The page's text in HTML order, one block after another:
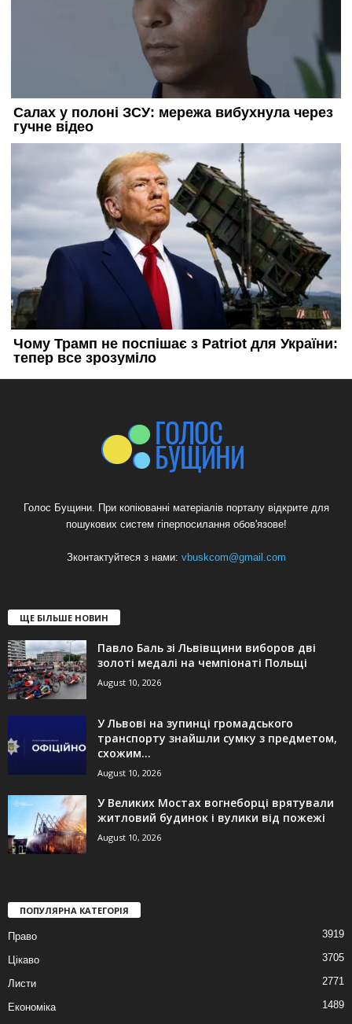
Голос Бущини. При копіюванні матеріалів порталу відкрите для
пошукових систем гіперпосилання обов'язове!
Зконтактуйтеся з нами: vbuskcom@gmail.com
ЩЕ БІЛЬШЕ НОВИН
Павло Баль зі Львівщини виборов дві
золоті медалі на чемпіонаті Польщі
August 10, 2026
У Львові на зупинці громадського
транспорту знайшли сумку з предметом,
схожим...
August 10, 2026
У Великих Мостах вогнеборці врятували
житловий будинок і вулики від пожежі
August 10, 2026
ПОПУЛЯРНА КАТЕГОРІЯ
Право 3919
Цікаво 3705
Листи 2771
Економіка
1489